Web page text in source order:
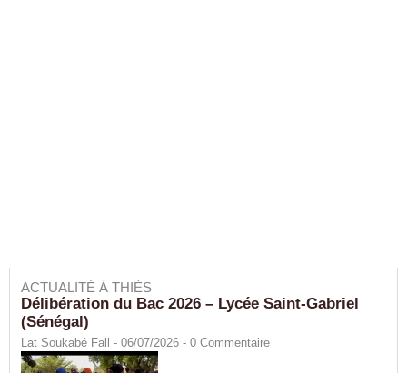
ACTUALITÉ À THIÈS
Délibération du Bac 2026 – Lycée Saint-Gabriel
(Sénégal)
Lat Soukabé Fall - 06/07/2026 - 0 Commentaire